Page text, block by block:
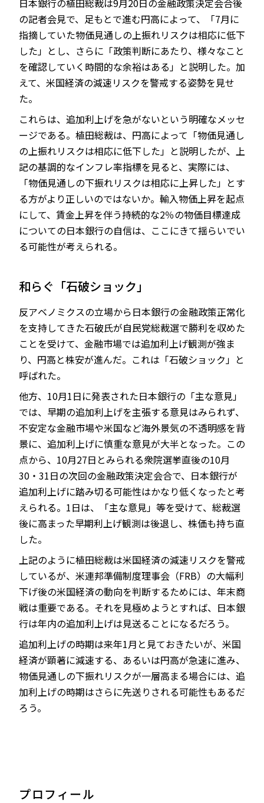
日本銀行の植田総裁は9月20日の金融政策決定会合後
の記者会見で、足もとで進む円高によって、「7月に
指摘していた物価見通しの上振れリスクは相応に低下
した」とし、さらに「政策判断にあたり、様々なこと
を確認していく時間的な余裕はある」と説明した。加
えて、米国経済の減速リスクを警戒する姿勢を見せ
た。
これらは、追加利上げを急がないという明確なメッセ
ージである。植田総裁は、円高によって「物価見通し
の上振れリスクは相応に低下した」と説明したが、上
記の基調的なインフレ率指標を見ると、実際には、
「物価見通しの下振れリスクは相応に上昇した」とす
る方がより正しいのではないか。輸入物価上昇を起点
にして、賃金上昇を伴う持続的な2％の物価目標達成
についての日本銀行の自信は、ここにきて揺らいでい
る可能性が考えられる。
和らぐ「石破ショック」
反アベノミクスの立場から日本銀行の金融政策正常化
を支持してきた石破氏が自民党総裁選で勝利を収めた
ことを受けて、金融市場では追加利上げ観測が強ま
り、円高と株安が進んだ。これは「石破ショック」と
呼ばれた。
他方、10月1日に発表された日本銀行の「主な意見」
では、早期の追加利上げを主張する意見はみられず、
不安定な金融市場や米国など海外景気の不透明感を背
景に、追加利上げに慎重な意見が大半となった。この
点から、10月27日とみられる衆院選挙直後の10月
30・31日の次回の金融政策決定会合で、日本銀行が
追加利上げに踏み切る可能性はかなり低くなったと考
えられる。1日は、「主な意見」等を受けて、総裁選
後に高まった早期利上げ観測は後退し、株価も持ち直
した。
上記のように植田総裁は米国経済の減速リスクを警戒
しているが、米連邦準備制度理事会（FRB）の大幅利
下げ後の米国経済の動向を判断するためには、年末商
戦は重要である。それを見極めようとすれば、日本銀
行は年内の追加利上げは見送ることになるだろう。
追加利上げの時期は来年1月と見ておきたいが、米国
経済が顕著に減速する、あるいは円高が急速に進み、
物価見通しの下振れリスクが一層高まる場合には、追
加利上げの時期はさらに先送りされる可能性もあるだ
ろう。
プロフィール